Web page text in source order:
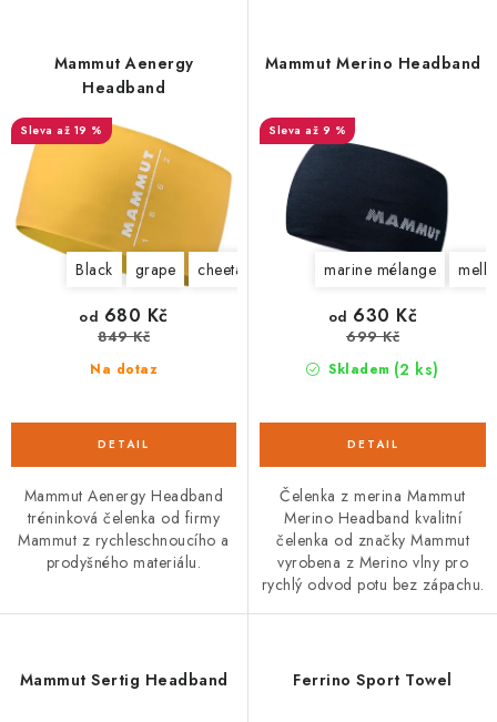
d
u
k
t
ů
o
d
u
k
Mammut Aenergy
Headband
až 19 %
Black grape cheetah
Na dotaz
od 680 Kč
849 Kč
Mammut Aenergy Headband
tréninková čelenka od firmy
Mammut z rychleschnoucího a
prodyšného materiálu.
Mammut Merino Headband
až 9 %
marine mélange
Skladem (2 ks)
od 630 Kč
699 Kč
Čelenka z merina Mammut
Merino Headband kvalitní
čelenka od značky Mammut
vyrobena z Merino vlny pro
rychlý odvod potu bez zápachu.
Mammut Sertig Headband Ferrino Sport Towel